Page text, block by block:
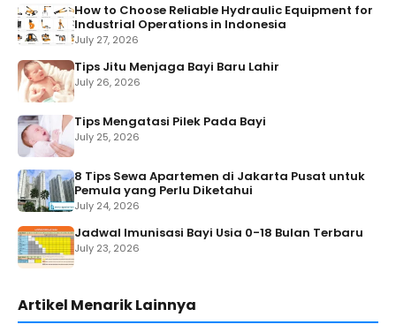
How to Choose Reliable Hydraulic Equipment for
Industrial Operations in Indonesia
July 27, 2026
Tips Jitu Menjaga Bayi Baru Lahir
July 26, 2026
Tips Mengatasi Pilek Pada Bayi
July 25, 2026
8 Tips Sewa Apartemen di Jakarta Pusat untuk
Pemula yang Perlu Diketahui
July 24, 2026
Jadwal Imunisasi Bayi Usia 0-18 Bulan Terbaru
July 23, 2026
Artikel Menarik Lainnya